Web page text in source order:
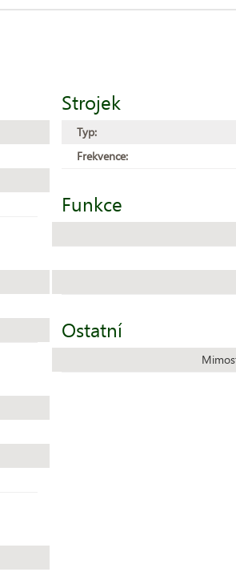
Strojek
Typ:
Frekvence:
Funkce
Ostatní